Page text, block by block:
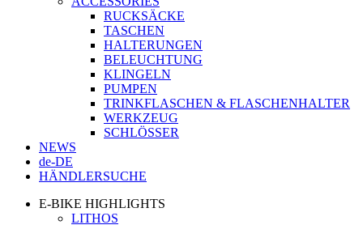
RUCKSÄCKE
TASCHEN
HALTERUNGEN
BELEUCHTUNG
KLINGELN
PUMPEN
TRINKFLASCHEN & FLASCHENHALTER
WERKZEUG
SCHLÖSSER
NEWS
de-DE
HÄNDLERSUCHE
E-BIKE HIGHLIGHTS
LITHOS